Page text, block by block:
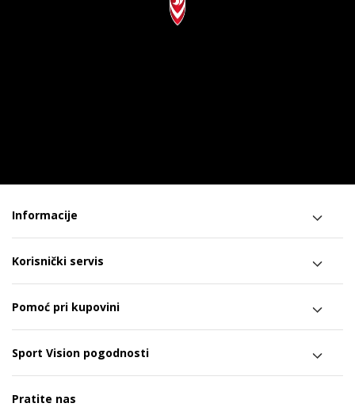
Informacije
Korisnički servis
Pomoć pri kupovini
Sport Vision pogodnosti
Pratite nas